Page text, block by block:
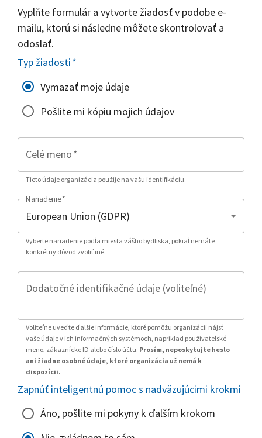
Vyplňte formulár a vytvorte žiadosť v podobe e-
mailu, ktorú si následne môžete skontrolovať a
odoslať.
Typ žiadosti*
Vymazať moje údaje
Pošlite mi kópiu mojich údajov
Celé meno*
Tieto údaje organizácia použije na vašu identifikáciu.
Nariadenie*
Vyberte nariadenie podľa miesta vášho bydliska, pokiaľ nemáte
konkrétny dôvod zvoliť iné.
Dodatočné identifikačné údaje (voliteľné)
Voliteľne uveďte ďalšie informácie, ktoré pomôžu organizácii nájsť
vaše údaje v ich informačných systémoch, napríklad používateľské
meno, zákaznícke ID alebo číslo účtu. Prosím, neposkytujte heslo
ani žiadne osobné údaje, ktoré organizácia už nemá k
dispozícii.
Zapnúť inteligentnú pomoc s nadväzujúcimi krokmi
Áno, pošlite mi pokyny k ďalším krokom